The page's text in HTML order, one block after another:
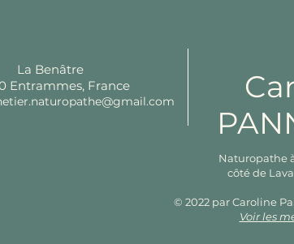
La Benâtre
Entrammes, France
Naturopathe
côté de
© 2022 par Caroline
Voir les